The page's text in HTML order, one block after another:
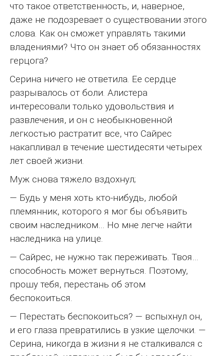
что такое ответственность, и, наверное,
даже не подозревает о существовании этого
слова. Как он сможет управлять такими
владениями? Что он знает об обязанностях
герцога?
Серина ничего не ответила. Ее сердце
разрывалось от боли. Алистера
интересовали только удовольствия и
развлечения, и он с необыкновенной
легкостью растратит все, что Сайрес
накапливал в течение шестидесяти четырех
лет своей жизни.
Муж снова тяжело вздохнул;
— Будь у меня хоть кто-нибудь, любой
племянник, которого я мог бы объявить
своим наследником… Но мне легче найти
наследника на улице.
— Сайрес, не нужно так переживать. Твоя…
способность может вернуться. Поэтому,
прошу тебя, перестань об этом
беспокоиться.
— Перестать беспокоиться? — вспыхнул он,
и его глаза превратились в узкие щелочки. —
Серина, никогда в жизни я не сталкивался с